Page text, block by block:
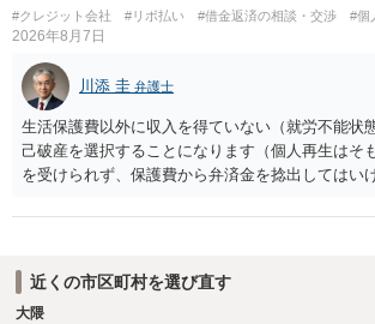
いただいた方がよいでしょう。
#クレジット会社 #リボ払い #借金返済の相談・交渉 #個
2026年8月7日
川添 圭 弁護士
生活保護費以外に収入を得ていない（就労不能状
己破産を選択することになります（個人再生はそ
を受けられず、保護費から弁済金を捻出してはい
士費用は法テラスが負担し、裁判所の予納金等も
近くの市区町村を選び直す
大隈